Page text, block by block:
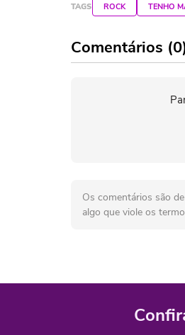
TAGS ROCK TENHO
Comentários
Os comentários são
algo que viole os